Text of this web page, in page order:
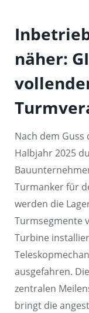
näher:
Nach dem Guss
Halbjahr 2025
Turmanker für
werden die
Turmsegmente
Turbine
ausgefahren.
zentralen
bringt die